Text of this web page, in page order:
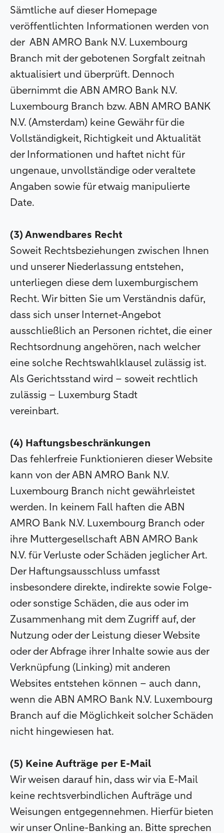
Sämtliche auf dieser Homepage
veröffentlichten Informationen werden von
der ABN AMRO Bank N.V. Luxembourg
Branch mit der gebotenen Sorgfalt zeitnah
aktualisiert und überprüft. Dennoch
übernimmt die ABN AMRO Bank N.V.
Luxembourg Branch bzw. ABN AMRO BANK
N.V. (Amsterdam) keine Gewähr für die
Vollständigkeit, Richtigkeit und Aktualität
der Informationen und haftet nicht für
ungenaue, unvollständige oder veraltete
Angaben sowie für etwaig manipulierte
Date.
(3) Anwendbares Recht
Soweit Rechtsbeziehungen zwischen Ihnen
und unserer Niederlassung entstehen,
unterliegen diese dem luxemburgischem
Recht. Wir bitten Sie um Verständnis dafür,
dass sich unser Internet-Angebot
ausschließlich an Personen richtet, die einer
Rechtsordnung angehören, nach welcher
eine solche Rechtswahlklausel zulässig ist.
Als Gerichtsstand wird – soweit rechtlich
zulässig – Luxemburg Stadt
vereinbart.
(4) Haftungsbeschränkungen
Das fehlerfreie Funktionieren dieser Website
kann von der ABN AMRO Bank N.V.
Luxembourg Branch nicht gewährleistet
werden. In keinem Fall haften die ABN
AMRO Bank N.V. Luxembourg Branch oder
ihre Muttergesellschaft ABN AMRO Bank
N.V. für Verluste oder Schäden jeglicher Art.
Der Haftungsausschluss umfasst
insbesondere direkte, indirekte sowie Folge-
oder sonstige Schäden, die aus oder im
Zusammenhang mit dem Zugriff auf, der
Nutzung oder der Leistung dieser Website
oder der Abfrage ihrer Inhalte sowie aus der
Verknüpfung (Linking) mit anderen
Websites entstehen können – auch dann,
wenn die ABN AMRO Bank N.V. Luxembourg
Branch auf die Möglichkeit solcher Schäden
nicht hingewiesen hat.
(5) Keine Aufträge per E-Mail
Wir weisen darauf hin, dass wir via E-Mail
keine rechtsverbindlichen Aufträge und
Weisungen entgegennehmen. Hierfür bieten
wir unser Online-Banking an. Bitte sprechen